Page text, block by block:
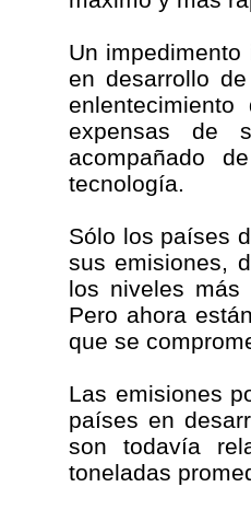
Un
en desarrollo
expensas de
acompañado
tecnología.
Sólo los países
sus emisiones,
los niveles
Pero ahora
que se
Las emisiones
países en
son todavía
toneladas